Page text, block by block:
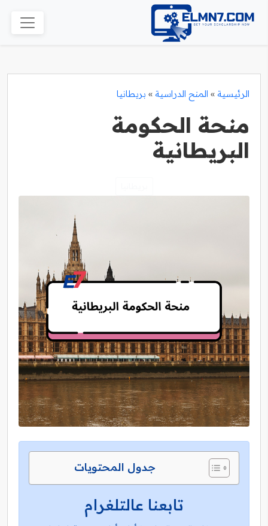
الرئيسية » المنح الدراسية » بريطانيا
منحة الحكومة
البريطانية
جدول المحتويات
تابعنا عالتلغرام